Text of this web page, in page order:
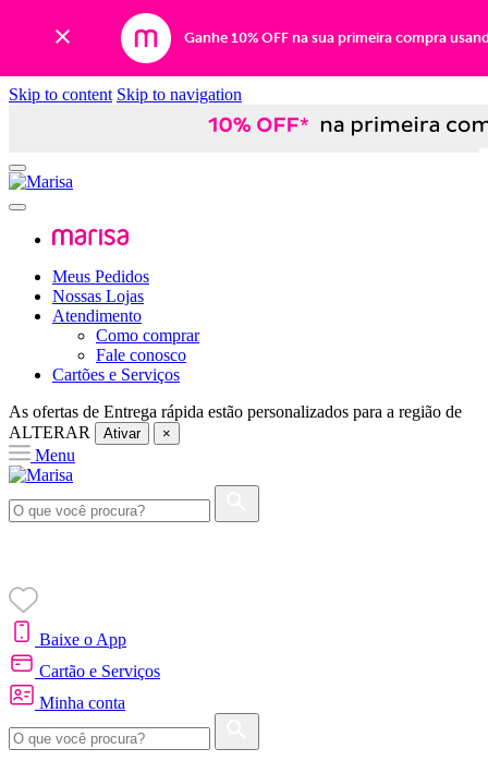
Ganhe 10% OFF na sua primeira compra
Skip to content Skip to navigation
Meus Pedidos
Nossas Lojas
Atendimento
Como comprar
Fale conosco
Cartões e Serviços
As ofertas de Entrega rápida estão personalizados para a região de
ALTERAR
Ativar ×
Menu
Baixe o App
Cartão e Serviços
Minha conta